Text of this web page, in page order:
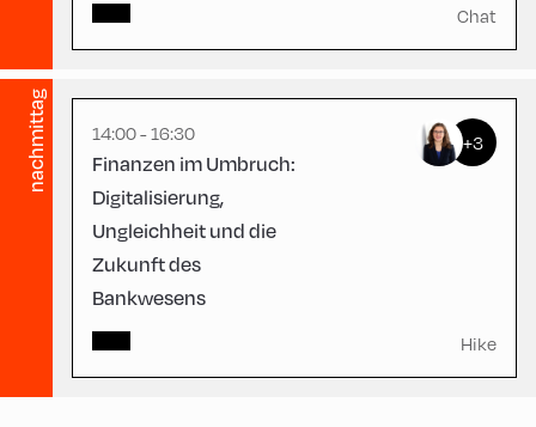
Chat
nachmittag 14:00 - 16:30
Finanzen im Umbruch:
Digitalisierung,
Ungleichheit und die
Zukunft des
Bankwesens
+3
Hike